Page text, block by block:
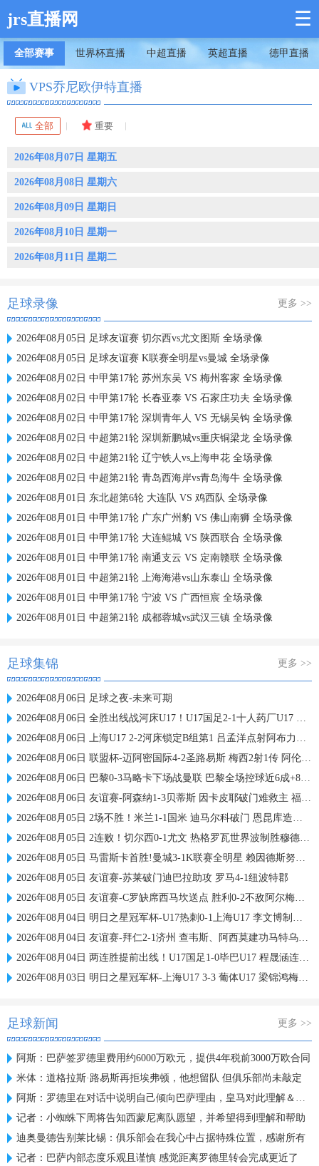
jrs直播网 ☰
全部赛事 世界杯直播 中超直播 英超直播 德甲直播
VPS乔尼欧伊特直播
2026年08月07日 星期五
2026年08月08日 星期六
2026年08月09日 星期日
2026年08月10日 星期一
2026年08月11日 星期二
足球录像 更多 >>
2026年08月05日 足球友谊赛 切尔西vs尤文图斯 全场录像
2026年08月05日 足球友谊赛 K联赛全明星vs曼城 全场录像
2026年08月02日 中甲第17轮 苏州东吴 VS 梅州客家 全场录像
2026年08月02日 中甲第17轮 长春亚泰 VS 石家庄功夫 全场录像
2026年08月02日 中甲第17轮 深圳青年人 VS 无锡吴钩 全场录像
2026年08月02日 中超第21轮 深圳新鹏城vs重庆铜梁龙 全场录像
2026年08月02日 中超第21轮 辽宁铁人vs上海申花 全场录像
2026年08月02日 中超第21轮 青岛西海岸vs青岛海牛 全场录像
2026年08月01日 东北超第6轮 大连队 VS 鸡西队 全场录像
2026年08月01日 中甲第17轮 广东广州豹 VS 佛山南狮 全场录像
2026年08月01日 中甲第17轮 大连鲲城 VS 陕西联合 全场录像
2026年08月01日 中甲第17轮 南通支云 VS 定南赣联 全场录像
2026年08月01日 中超第21轮 上海海港vs山东泰山 全场录像
2026年08月01日 中甲第17轮 宁波 VS 广西恒宸 全场录像
2026年08月01日 中超第21轮 成都蓉城vs武汉三镇 全场录像
足球集锦 更多 >>
2026年08月06日 足球之夜-未来可期
2026年08月06日 全胜出线战河床U17！U17国足2-1十人药厂U17 赵松源登场1分钟传射
2026年08月06日 上海U17 2-2河床锁定B组第1 吕孟洋点射阿布力米破门 将战A组第2
2026年08月06日 联盟杯-迈阿密国际4-2圣路易斯 梅西2射1传 阿伦助攻戴帽
2026年08月06日 巴黎0-3马略卡下场战曼联 巴黎全场控球近6成+8射3正未果
2026年08月06日 友谊赛-阿森纳1-3贝蒂斯 因卡皮耶破门难救主 福纳尔斯1射2传
2026年08月05日 2场不胜！米兰1-1国米 迪马尔科破门 恩昆库造点+点射拉莫斯登场
2026年08月05日 2连败！切尔西0-1尤文 热格罗瓦世界波制胜穆德里克时隔614天复出
2026年08月05日 马雷斯卡首胜!曼城3-1K联赛全明星 赖因德斯努里破门塞梅尼奥助攻
2026年08月05日 友谊赛-苏莱破门迪巴拉助攻 罗马4-1纽波特郡
2026年08月05日 友谊赛-C罗缺席西马坎送点 胜利0-2不敌阿尔梅里亚
2026年08月04日 明日之星冠军杯-U17热刺0-1上海U17 李文博制胜球
2026年08月04日 友谊赛-拜仁2-1济州 查韦斯、阿西莫建功马特乌斯彩虹过人送助攻
2026年08月04日 两连胜提前出线！U17国足1-0毕巴U17 程晟涵连场破门赵松源中楣
2026年08月03日 明日之星冠军杯-上海U17 3-3 葡体U17 梁锦鸿梅开二度
足球新闻 更多 >>
阿斯：巴萨签罗德里费用约6000万欧元，提供4年税前3000万欧合同
米体：道格拉斯·路易斯再拒埃弗顿，他想留队 但俱乐部尚未敲定
阿斯：罗德里在对话中说明自己倾向巴萨理由，皇马对此理解＆祝好
记者：小蜘蛛下周将告知西蒙尼离队愿望，并希望得到理解和帮助
迪奥曼德告别莱比锡：俱乐部会在我心中占据特殊位置，感谢所有
记者：巴萨内部态度乐观且谨慎 感觉距离罗德里转会完成更近了